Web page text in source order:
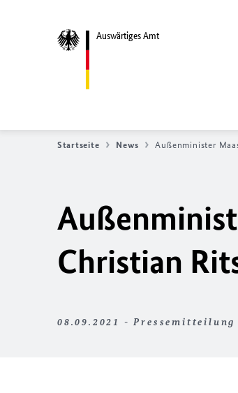
Auswärtiges Amt
Startseite News Außenminister
Christian
08.09.2021 - Pressemitteilung